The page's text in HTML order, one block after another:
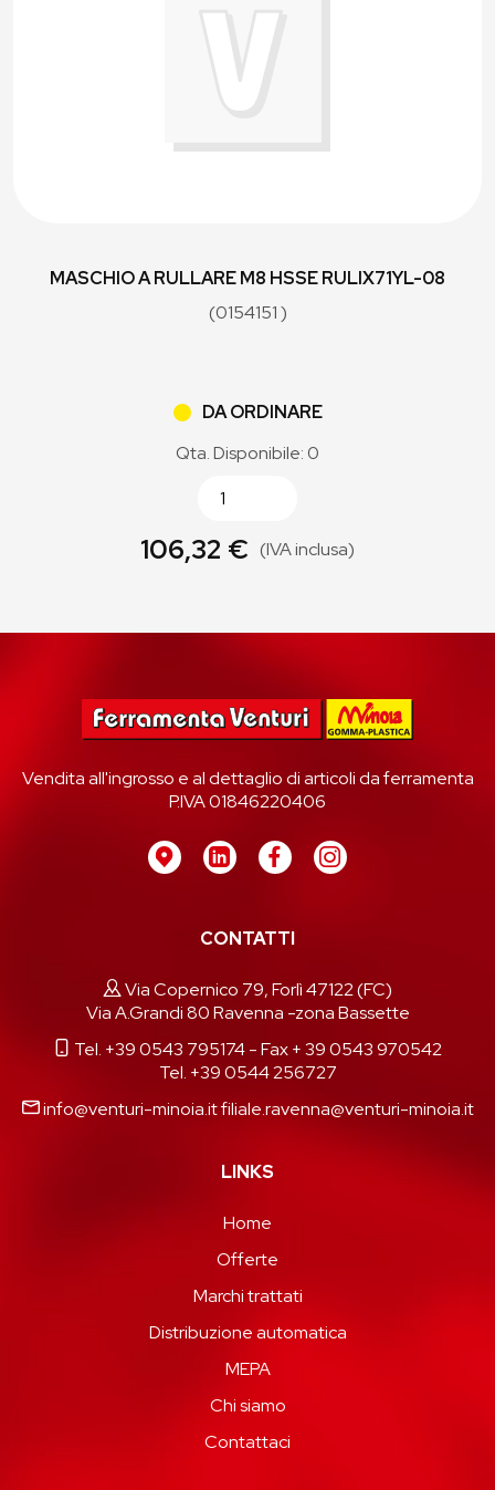
MASCHIO A RULLARE M8 HSSE RULIX71YL-08
(0154151 )
DA ORDINARE
Qta. Disponibile: 0
106,32 € (IVA inclusa)
Vendita all'ingrosso e al dettaglio di articoli da ferramenta
P.IVA 01846220406
CONTATTI
Via Copernico 79, Forlì 47122 (FC)
Via A.Grandi 80 Ravenna -zona Bassette
Tel. +39 0543 795174- Fax + 39 0543 970542
Tel. +39 0544 256727
info@venturi-minoia.itfiliale.ravenna@venturi-minoia.it
LINKS
Home
Offerte
Marchi trattati
Distribuzione automatica
MEPA
Chi siamo
Contattaci